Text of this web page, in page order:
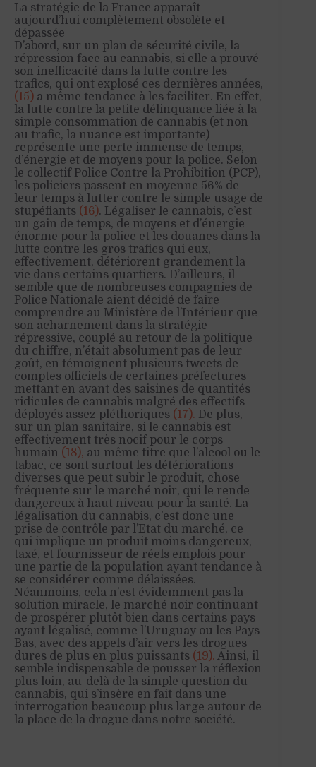
La stratégie de la France apparaît
aujourd’hui complètement obsolète et
dépassée
D’abord, sur un plan de sécurité civile, la
répression face au cannabis, si elle a prouvé
son inefficacité dans la lutte contre les
trafics, qui ont explosé ces dernières années,
(15) a même tendance à les faciliter. En effet,
la lutte contre la petite délinquance liée à la
simple consommation de cannabis (et non
au trafic, la nuance est importante)
représente une perte immense de temps,
d’énergie et de moyens pour la police. Selon
le collectif Police Contre la Prohibition (PCP),
les policiers passent en moyenne 56% de
leur temps à lutter contre le simple usage de
stupéfiants (16). Légaliser le cannabis, c’est
un gain de temps, de moyens et d’énergie
énorme pour la police et les douanes dans la
lutte contre les gros trafics qui eux,
effectivement, détériorent grandement la
vie dans certains quartiers. D’ailleurs, il
semble que de nombreuses compagnies de
Police Nationale aient décidé de faire
comprendre au Ministère de l’Intérieur que
son acharnement dans la stratégie
répressive, couplé au retour de la politique
du chiffre, n’était absolument pas de leur
goût, en témoignent plusieurs tweets de
comptes officiels de certaines préfectures
mettant en avant des saisines de quantités
ridicules de cannabis malgré des effectifs
déployés assez pléthoriques (17). De plus,
sur un plan sanitaire, si le cannabis est
effectivement très nocif pour le corps
humain (18), au même titre que l’alcool ou le
tabac, ce sont surtout les détériorations
diverses que peut subir le produit, chose
fréquente sur le marché noir, qui le rende
dangereux à haut niveau pour la santé. La
légalisation du cannabis, c’est donc une
prise de contrôle par l’Etat du marché, ce
qui implique un produit moins dangereux,
taxé, et fournisseur de réels emplois pour
une partie de la population ayant tendance à
se considérer comme délaissées.
Néanmoins, cela n’est évidemment pas la
solution miracle, le marché noir continuant
de prospérer plutôt bien dans certains pays
ayant légalisé, comme l’Uruguay ou les Pays-
Bas, avec des appels d’air vers les drogues
dures de plus en plus puissants (19). Ainsi, il
semble indispensable de pousser la réflexion
plus loin, au-delà de la simple question du
cannabis, qui s’insère en fait dans une
interrogation beaucoup plus large autour de
la place de la drogue dans notre société.